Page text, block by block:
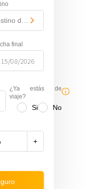
del viaje
final
+
¿Ya estás de
viaje?
Si No